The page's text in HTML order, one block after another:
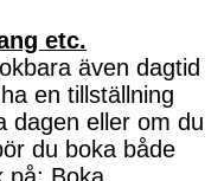
etc.
även dagtid
en tillställning
dagen eller om du
du boka både